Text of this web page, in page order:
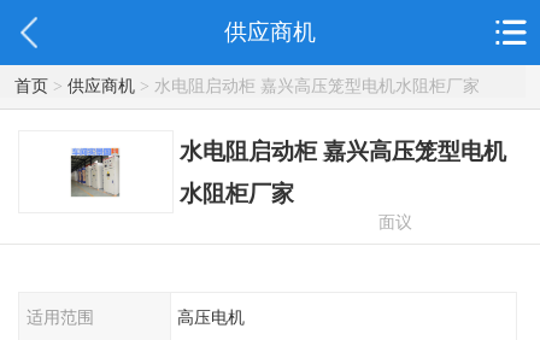
供应商机
首页> 供应商机> 水电阻启动柜 嘉兴高压笼型电机水阻柜厂家
水电阻启动柜 嘉兴高压笼型电机
水阻柜厂家
面议
适用范围 高压电机